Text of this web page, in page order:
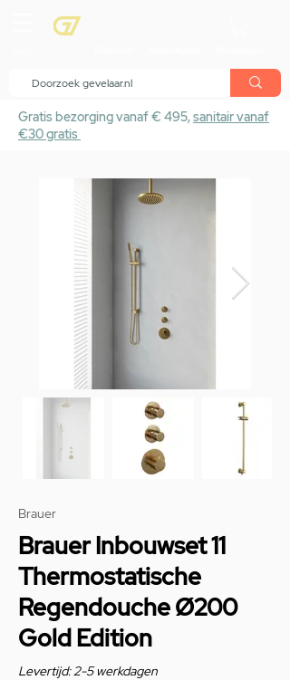
Gratis bezorging vanaf € 495,sanitair vanaf
€30 gratis
Brauer
Brauer Inbouwset 11
Thermostatische
Regendouche Ø200
Gold Edition
Levertijd: 2-5 werkdagen